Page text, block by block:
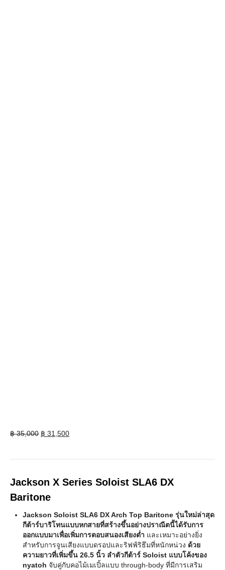
฿35,000 Original
฿ 31,500Current
Jackson X Series Soloist SLA6 DX
Baritone
Jackson Soloist SLA6 DX Arch Top Baritone รุ่นใหม่ล่าสุด
กีต้าร์บาริโทนแบบหกสายที่สร้างขึ้นอย่างปราณีตนี้ได้รับการ
ออกแบบมาเพื่อเพิ่มการตอบสนองเสียงต่ำ และเหมาะอย่างยิ่ง
สำหรับการจูนเสียงแบบดรอปและริฟฟ์ริธึมที่หนักหน่วง ด้วย
ความยาวที่เพิ่มขึ้น 26.5 นิ้ว ลำตัวกีต้าร์ Soloist แบบโค้งของ
nyatoh จับคู่กับคอไม้เมเปิ้ลแบบ through-body ที่มีการเสริม